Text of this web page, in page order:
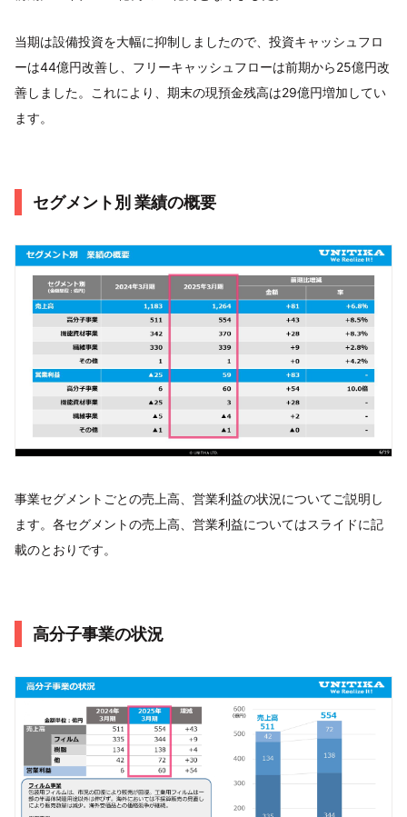
当期は設備投資を大幅に抑制しましたので、投資キャッシュフロ
ーは44億円改善し、フリーキャッシュフローは前期から25億円改
善しました。これにより、期末の現預金残高は29億円増加してい
ます。
セグメント別 業績の概要
事業セグメントごとの売上高、営業利益の状況についてご説明し
ます。各セグメントの売上高、営業利益についてはスライドに記
載のとおりです。
高分子事業の状況